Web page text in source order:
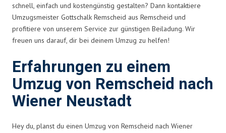
schnell, einfach und kostengünstig gestalten? Dann kontaktiere
Umzugsmeister Gottschalk Remscheid aus Remscheid und
profitiere von unserem Service zur günstigen Beiladung. Wir
freuen uns darauf, dir bei deinem Umzug zu helfen!
Erfahrungen zu einem
Umzug von Remscheid nach
Wiener Neustadt
Hey du, planst du einen Umzug von Remscheid nach Wiener